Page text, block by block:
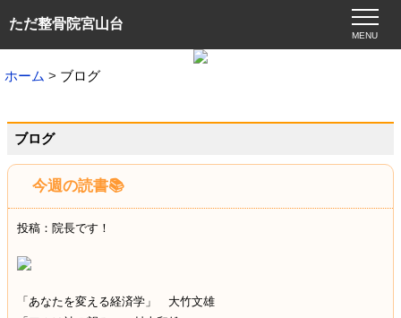
ただ整骨院宮山台
MENU
ホーム ブログ
ブログ
今週の読書📚
投稿：院長です！
「あなたを変える経済学」 大竹文雄